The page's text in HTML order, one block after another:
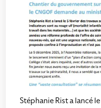
Stéphanie Rist a lancé